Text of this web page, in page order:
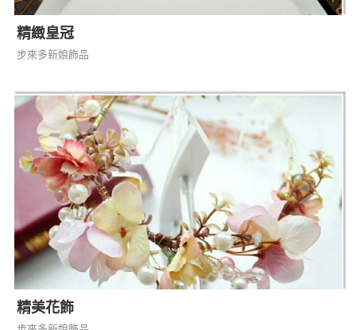
精緻皇冠
步來多新娘飾品
精美花飾